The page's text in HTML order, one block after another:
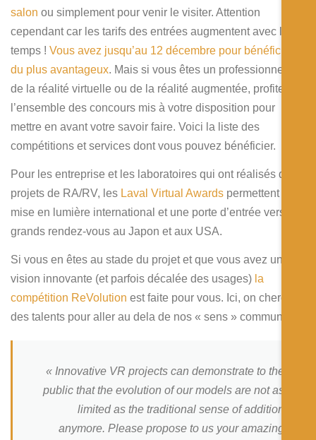
salon ou simplement pour venir le visiter. Attention
cependant car les tarifs des entrées augmentent avec le
temps ! Vous avez jusqu’au 12 décembre pour bénéficier
du plus avantageux. Mais si vous êtes un professionnels
de la réalité virtuelle ou de la réalité augmentée, profiter de
l’ensemble des concours mis à votre disposition pour
mettre en avant votre savoir faire. Voici la liste des
compétitions et services dont vous pouvez bénéficier.
Pour les entreprise et les laboratoires qui ont réalisés des
projets de RA/RV, les Laval Virtual Awards permettent une
mise en lumière international et une porte d’entrée vers de
grands rendez-vous au Japon et aux USA.
Si vous en êtes au stade du projet et que vous avez une
vision innovante (et parfois décalée des usages) la
compétition ReVolution est faite pour vous. Ici, on cherche
des talents pour aller au dela de nos « sens » communs !
« Innovative VR projects can demonstrate to the
public that the evolution of our models are not as
limited as the traditional sense of addition
anymore. Please propose to us your amazing